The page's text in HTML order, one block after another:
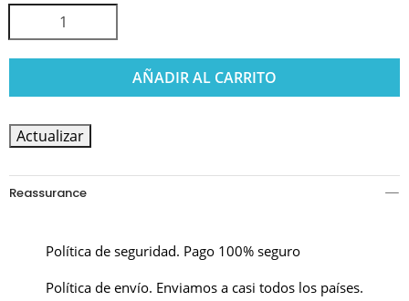
AÑADIR AL CARRITO
Reassurance
Política de seguridad. Pago 100% seguro
Política de envío. Enviamos a casi todos los países.